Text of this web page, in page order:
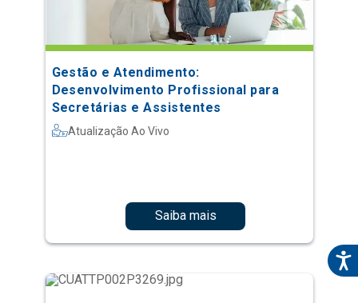
Gestão e Atendimento:
Desenvolvimento Profissional para
Secretárias e Assistentes
Atualização Ao Vivo
Saiba mais